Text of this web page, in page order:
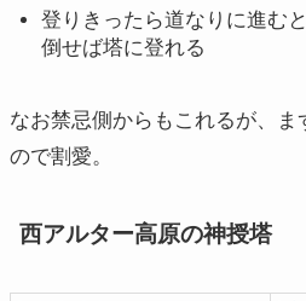
登りきったら道なりに進む
倒せば塔に登れる
なお禁忌側からもこれるが、
ので割愛。
西アルター高原の神授塔